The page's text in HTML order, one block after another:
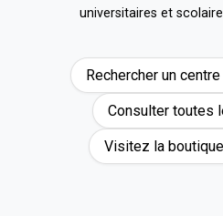
universitaires et
Rechercher un
Consulter toutes
Visitez la boutique